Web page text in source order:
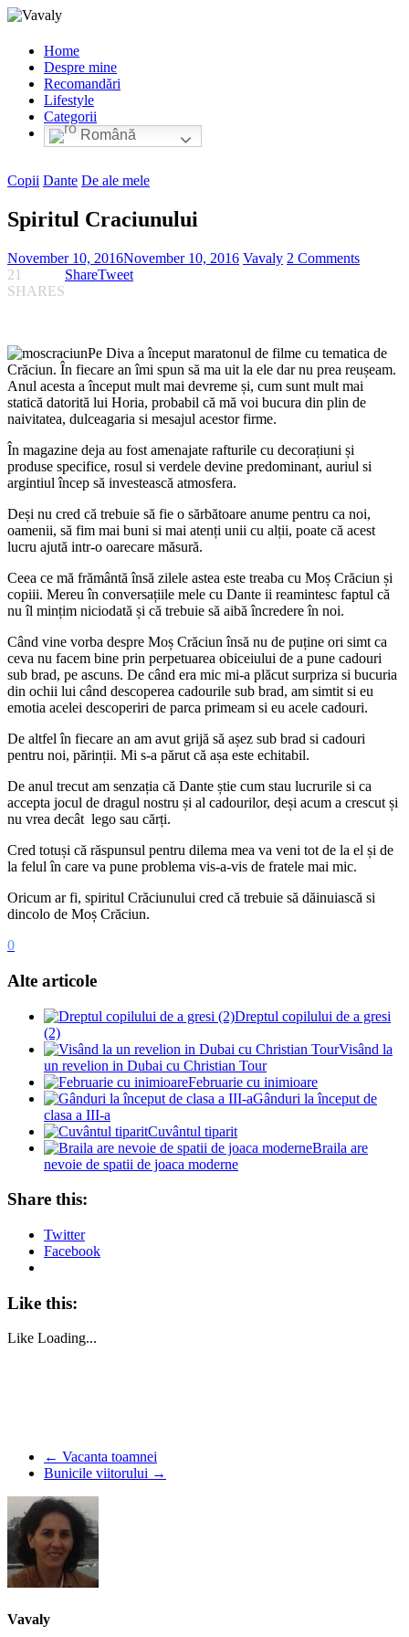
Home
Despre mine
Recomandări
Lifestyle
Categorii
Română
Copii Dante De ale mele
Spiritul Craciunului
November 10, 2016November 10, 2016 Vavaly 2 Comments
21
SHARES
ShareTweet
Pe Diva a început maratonul de filme cu tematica de
Crăciun. În fiecare an îmi spun să ma uit la ele dar nu prea reușeam.
Anul acesta a început mult mai devreme și, cum sunt mult mai
statică datorită lui Horia, probabil că mă voi bucura din plin de
naivitatea, dulceagaria si mesajul acestor firme.
În magazine deja au fost amenajate rafturile cu decorațiuni și
produse specifice, rosul si verdele devine predominant, auriul si
argintiul încep să investească atmosfera.
Deși nu cred că trebuie să fie o sărbătoare anume pentru ca noi,
oamenii, să fim mai buni si mai atenți unii cu alții, poate că acest
lucru ajută intr-o oarecare măsură.
Ceea ce mă frământă însă zilele astea este treaba cu Moș Crăciun și
copiii. Mereu în conversațiile mele cu Dante ii reamintesc faptul că
nu îl mințim niciodată și că trebuie să aibă încredere în noi.
Când vine vorba despre Moș Crăciun însă nu de puține ori simt ca
ceva nu facem bine prin perpetuarea obiceiului de a pune cadouri
sub brad, pe ascuns. De când era mic mi-a plăcut surpriza si bucuria
din ochii lui când descoperea cadourile sub brad, am simtit si eu
emotia acelei descoperiri de parca primeam si eu acele cadouri.
De altfel în fiecare an am avut grijă să așez sub brad si cadouri
pentru noi, părinții. Mi s-a părut că așa este echitabil.
De anul trecut am senzația că Dante știe cum stau lucrurile si ca
accepta jocul de dragul nostru și al cadourilor, deși acum a crescut și
nu vrea decât lego sau cărți.
Cred totuși că răspunsul pentru dilema mea va veni tot de la el și de
la felul în care va pune problema vis-a-vis de fratele mai mic.
Oricum ar fi, spiritul Crăciunului cred că trebuie să dăinuiască si
dincolo de Moș Crăciun.
0
Alte articole
Dreptul copilului de a gresi
(2)
Visând la
un revelion in Dubai cu Christian Tour
Februarie cu inimioare
Gânduri la început de
clasa a III-a
Cuvântul tiparit
Braila are
nevoie de spatii de joaca moderne
Share this:
Twitter
Facebook
Like this:
Like Loading...
← Vacanta toamnei
Bunicile viitorului →
Vavaly